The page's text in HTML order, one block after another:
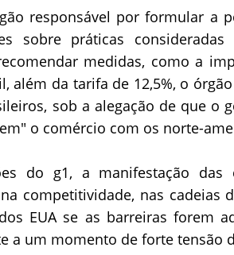
responsável por formular a
sobre práticas
medidas, como a
além da tarifa de 12,5%, o
sob a alegação de que o
o comércio com os norte-
do g1, a manifestação
competitividade, nas cadeias
EUA se as barreiras forem
a um momento de forte tensão